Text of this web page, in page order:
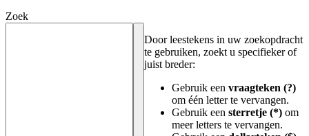
Zoek
Door leestekens in uw zoekopdracht
te gebruiken, zoekt u specifieker of
juist breder:
Gebruik een vraagteken (?)
om één letter te vervangen.
Gebruik een sterretje (*) om
meer letters te vervangen.